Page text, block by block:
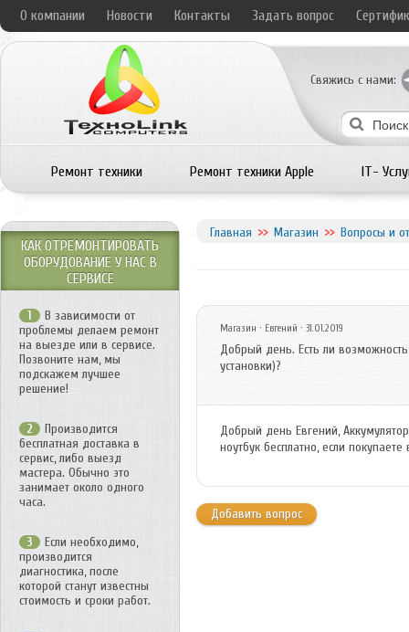
О компании Новости Контакты Задать вопрос
Свяжись с нами:
Ремонт техники Ремонт техники Apple IT-
Главная Магазин Вопросы и
Магазин · Евгений · 31.01.2019
Добрый день. Есть ли возможность
установки)?
Добрый день Евгений,
ноутбук бесплатно, если
Добавить вопрос
КАК ОТРЕМОНТИРОВАТЬ
ОБОРУДОВАНИЕ У НАС В
СЕРВИСЕ
1
В зависимости от
проблемы делаем ремонт
на выезде или в сервисе.
Позвоните нам, мы
подскажем лучшее
решение!
2
Производится
бесплатная доставка в
сервис, либо выезд
мастера. Обычно это
занимает около одного
часа.
3
Если необходимо,
производится
диагностика, после
которой станут известны
стоимость и сроки работ.